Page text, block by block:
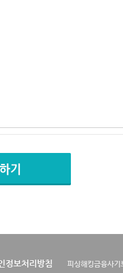
정보처리방침 피싱해킹금융사기